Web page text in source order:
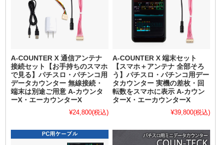
A-COUNTER X 通信アンテナ
接続セット【お手持ちのスマホ
で見る】パチスロ・パチンコ用
データカウンター 無線接続・
端末は別途ご用意 A-カウンタ
ーX・エーカウンターX
¥24,800(税込)
A-COUNTER X 端末セット
【スマホ＋アンテナ 全部そろ
う】パチスロ・パチンコ用デー
タカウンター 実機の差枚・回
転数をスマホに表示 A-カウン
ターX・エーカウンターX
¥39,800(税込)